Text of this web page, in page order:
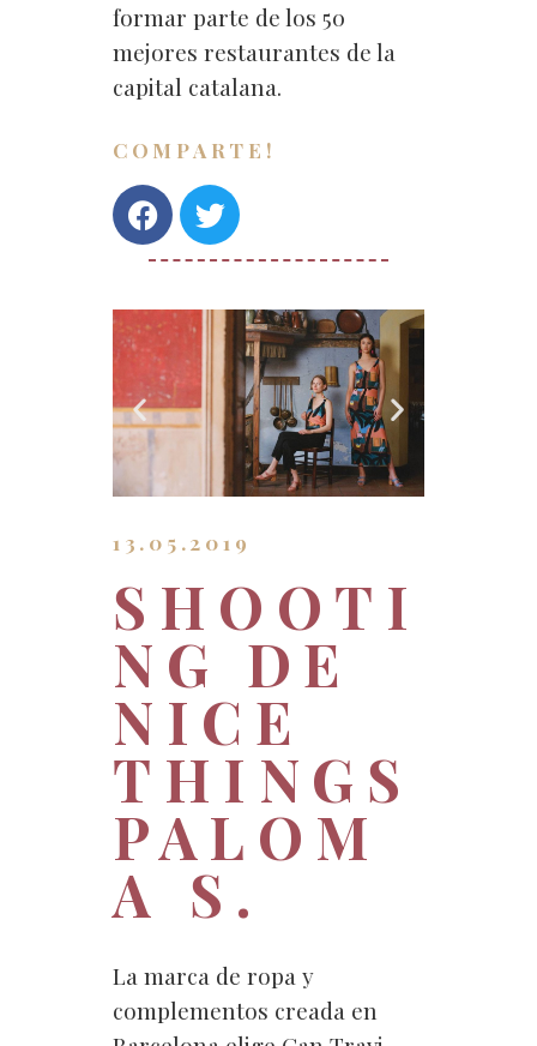
formar parte de los 50
mejores restaurantes de la
capital catalana.
COMPARTE!
13.05.2019
SHOOTI
NG DE
NICE
THINGS
PALOM
A S.
La marca de ropa y
complementos creada en